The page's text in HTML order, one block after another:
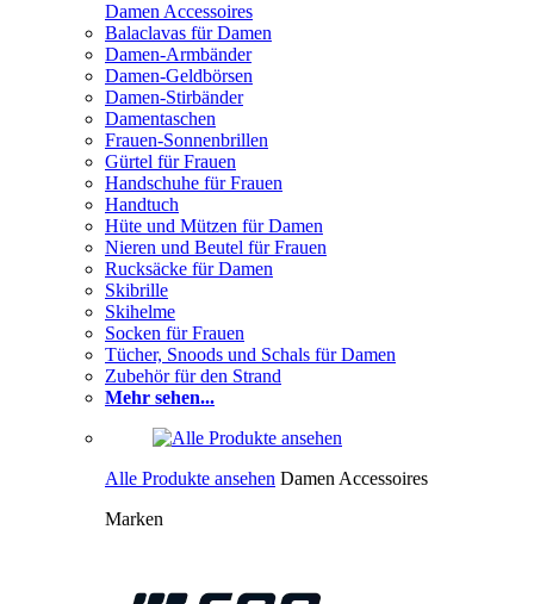
Damen Accessoires
Balaclavas für Damen
Damen-Armbänder
Damen-Geldbörsen
Damen-Stirbänder
Damentaschen
Frauen-Sonnenbrillen
Gürtel für Frauen
Handschuhe für Frauen
Handtuch
Hüte und Mützen für Damen
Nieren und Beutel für Frauen
Rucksäcke für Damen
Skibrille
Skihelme
Socken für Frauen
Tücher, Snoods und Schals für Damen
Zubehör für den Strand
Mehr sehen...
Alle Produkte ansehen Damen Accessoires
Marken